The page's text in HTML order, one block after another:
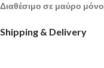
Διαθέσιμο σε μαύρο
Shipping & Delivery